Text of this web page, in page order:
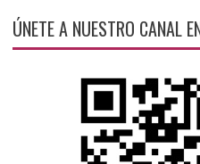
ÚNETE A NUESTRO CANAL